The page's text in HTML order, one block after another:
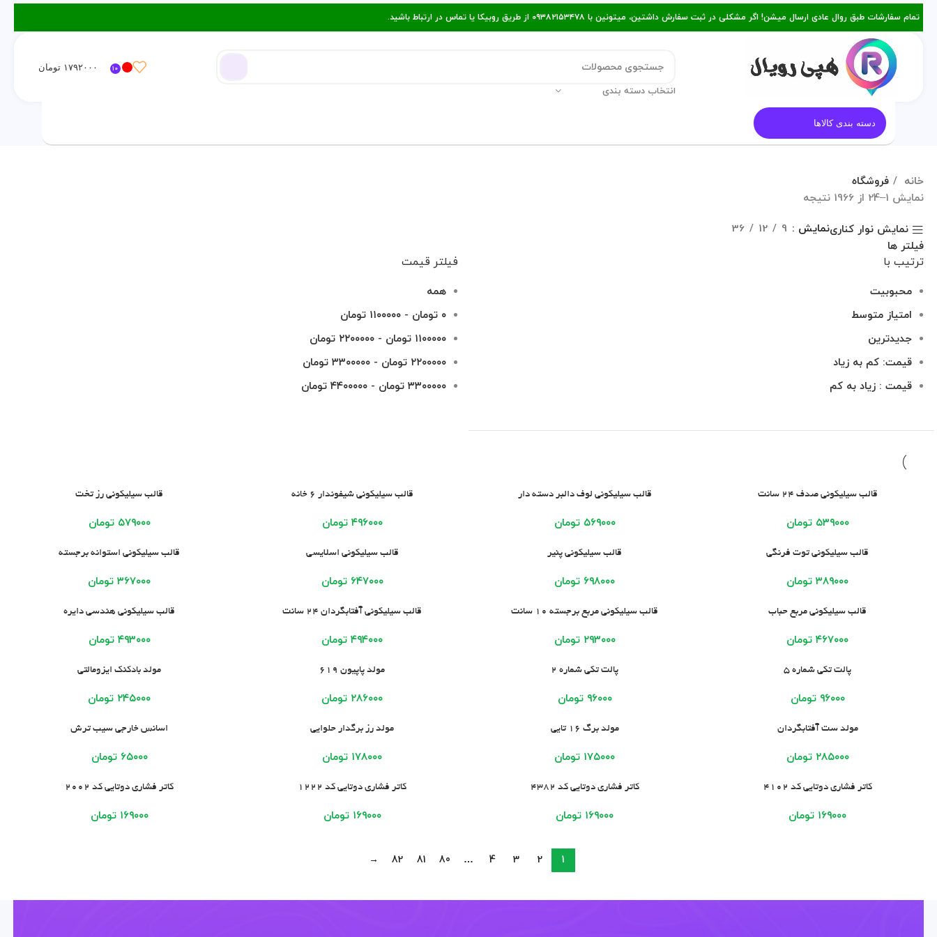
تمام سفارشات طبق روال عادی ارسال میشن! اگر مشکلی در ثبت سفارش داشتین، میتونین با ۰۹۳۸۲۱۵۳۴۷۸ از طریق روبیکا یا تماس در ارتباط باشید.
انتخاب دسته بندی
10 ۱۷۹۲۰۰۰ تومان
دسته بندی کالاها
خانه
فروشگاه
نمایش 1–24 از 1966 نتیجه
نمایش نوار کنارینمایش 9
12
36
فیلتر ها
ترتیب با
محبوبیت
امتیاز متوسط
جدیدترین
قیمت: کم به زیاد
قیمت : زیاد به کم
فیلتر قیمت
همه
۰ تومان - ۱۱۰۰۰۰۰ تومان
۱۱۰۰۰۰۰ تومان - ۲۲۰۰۰۰۰ تومان
۲۲۰۰۰۰۰ تومان - ۳۳۰۰۰۰۰ تومان
۳۳۰۰۰۰۰ تومان - ۴۴۰۰۰۰۰ تومان
افزودن به سبد خریدقالب سیلیکونی صدف 24 سانت
۵۳۹۰۰۰ تومان
افزودن به سبد خرید
قالب سیلیکونی لوف دالبر دسته دار
۵۶۹۰۰۰ تومان
افزودن به سبد خریدقالب سیلیکونی شیفوندار 6 خانه
۴۹۶۰۰۰ تومان
افزودن به سبد خریدقالب سیلیکونی رز تخت
۵۷۹۰۰۰ تومان
افزودن به سبد خریدقالب سیلیکونی توت فرنگی
۳۸۹۰۰۰ تومان
افزودن به سبد خریدقالب سیلیکونی پنیر
۶۹۸۰۰۰ تومان
افزودن به سبد خریدقالب سیلیکونی اسلایسی
۶۴۷۰۰۰ تومان
افزودن به سبد خریدقالب سیلیکونی استوانه برجسته
۳۶۷۰۰۰ تومان
افزودن به سبد خریدقالب سیلیکونی مربع حباب
۴۶۷۰۰۰ تومان
افزودن به سبد خرید
قالب سیلیکونی مربع برجسته 10 سانت
۲۹۳۰۰۰ تومان
افزودن به سبد خرید
قالب سیلیکونی آفتابگردان 24 سانت
۴۹۴۰۰۰ تومان
افزودن به سبد خریدقالب سیلیکونی هندسی دایره
۴۹۳۰۰۰ تومان
افزودن به سبد خریدپالت تکی شماره 5
۹۶۰۰۰ تومان
افزودن به سبد خریدپالت تکی شماره 2
۹۶۰۰۰ تومان
افزودن به سبد خریدمولد پاپیون 619
۲۸۶۰۰۰ تومان
افزودن به سبد خریدمولد بادکنک ایزومالتی
۲۴۵۰۰۰ تومان
افزودن به سبد خریدمولد ست آفتابگردان
۲۸۵۰۰۰ تومان
افزودن به سبد خریدمولد برگ 16 تایی
۱۷۵۰۰۰ تومان
افزودن به سبد خریدمولد رز برگدار حلوایی
۱۷۸۰۰۰ تومان
افزودن به سبد خریداسانس خارجی سیب ترش
۶۵۰۰۰ تومان
افزودن به سبد خریدکاتر فشاری دوتایی کد 4102
۱۶۹۰۰۰ تومان
افزودن به سبد خریدکاتر فشاری دوتایی کد 4382
۱۶۹۰۰۰ تومان
افزودن به سبد خریدکاتر فشاری دوتایی کد 1222
۱۶۹۰۰۰ تومان
افزودن به سبد خریدکاتر فشاری دوتایی کد 2002
۱۶۹۰۰۰ تومان
1
2
3
4
…
80
81
82
→